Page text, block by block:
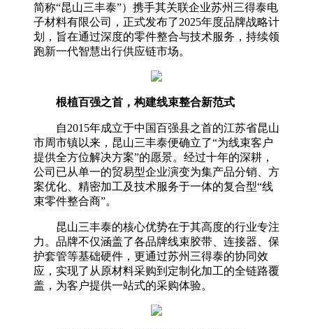
简称“昆山三丰泰”）携手其关联企业苏州三得泰电
子材料有限公司，正式发布了2025年度品牌战略计
划，旨在通过深度的零件整合与技术服务，持续领
跑新一代智慧出行供应链市场。
根植百强之首，构建线束整合新范式
自2015年成立于中国百强县之首的江苏省昆山
市周市镇以来，昆山三丰泰便确立了“为线束客户
提供全方位解决方案”的愿景。经过十年的深耕，
公司已从单一的贸易型企业演变为集产品分销、方
案优化、精密加工及技术服务于一体的复合型“线
束零件整合商”。
昆山三丰泰的核心优势在于其高度的行业专注
力。品牌不仅涵盖了各品牌线束胶带、连接器、保
护套管等基础硬件，更通过苏州三得泰的协同效
应，实现了从原材料采购到定制化加工的全链路覆
盖，为客户提供一站式的采购体验。